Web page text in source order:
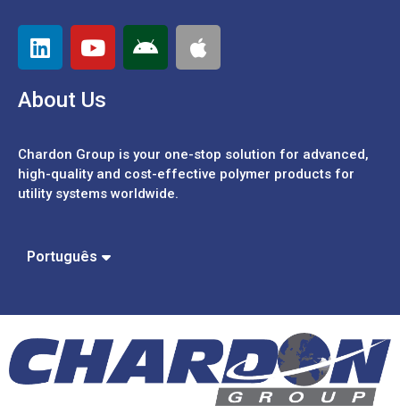
About Us
Chardon Group is your one-stop solution for advanced,
high-quality and cost-effective polymer products for
utility systems worldwide.
Português
Español
English